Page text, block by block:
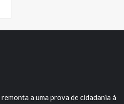
a uma prova de cidadania à